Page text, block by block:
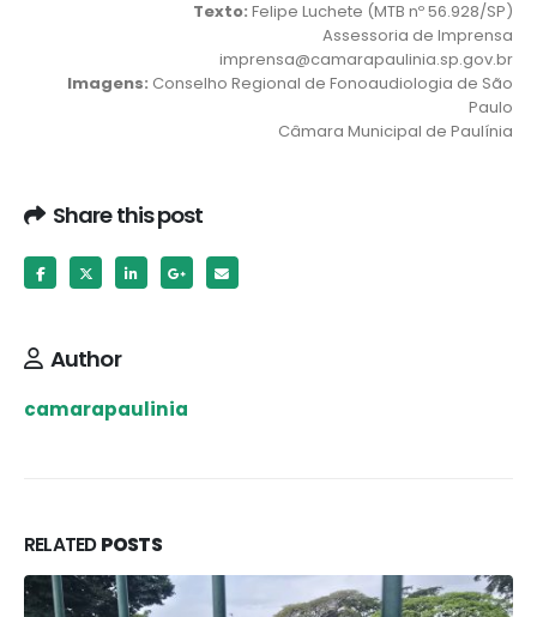
Texto: Felipe Luchete (MTB nº 56.928/SP)
Assessoria de Imprensa
imprensa@camarapaulinia.sp.gov.br
Imagens: Conselho Regional de Fonoaudiologia de São
Paulo
Câmara Municipal de Paulínia
Share this post
Author
camarapaulinia
RELATEDPOSTS